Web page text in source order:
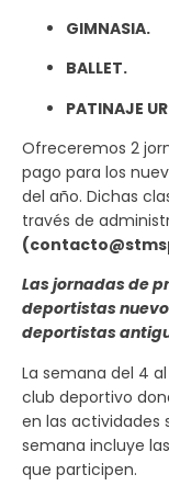
GIMNASIA.
BALLET.
PATINAJE
Ofreceremos 2
pago para los
del año. Dichas
través de
Las jornadas de
deportistas
deportistas
La semana del 4
club deportivo
en las actividades
semana incluye
que participen.